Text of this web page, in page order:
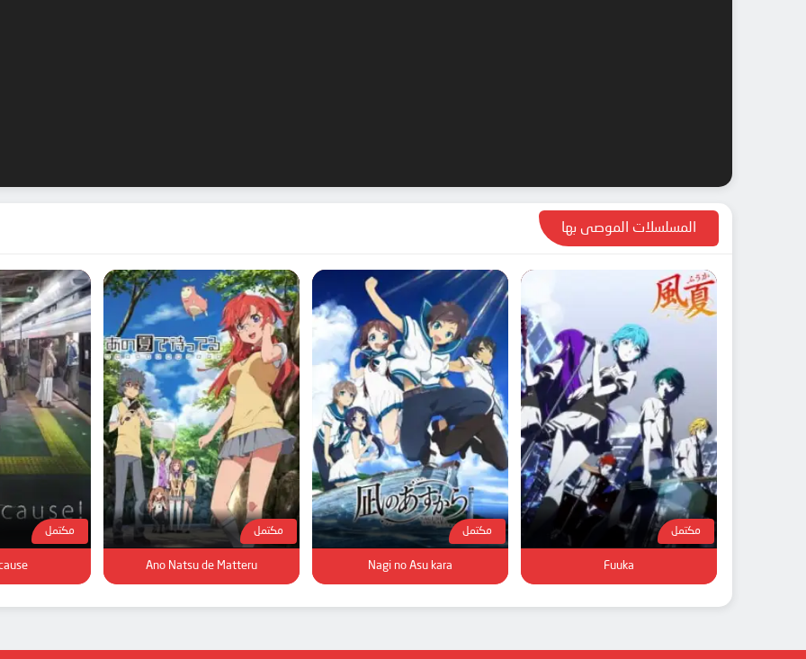
المسلسلات الموصى بها
مكتمل
Fuuka
مكتمل
Nagi no Asu kara
مكتمل
Ano Natsu de Matteru
مكتمل